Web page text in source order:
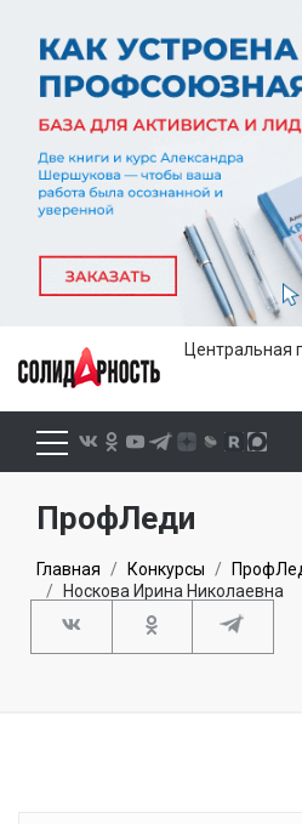
Центральная
ПрофЛеди
Главная Конкурсы
Носкова Ирина Николаевна